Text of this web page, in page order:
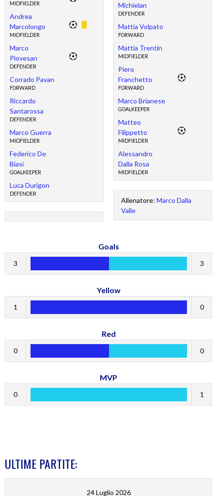
MIDFIELDER
Andrea
Marcolongo
MIDFIELDER
Marco
Piovesan
DEFENDER
Corrado Pavan
FORWARD
Riccardo
Santarossa
DEFENDER
Marco Guerra
MIDFIELDER
Federico De
Biasi
GOALKEEPER
Luca Durigon
DEFENDER
Michielan
DEFENDER
Mattia Volpato
FORWARD
Mattia Trentin
MIDFIELDER
Piero
Franchetto
FORWARD
Marco Brianese
GOALKEEPER
Matteo
Filippetto
MIDFIELDER
Alessandro
Dalla Rosa
MIDFIELDER
Allenatore: Marco Dalla
Valle
Goals
3 3
Yellow
1 0
Red
0 0
MVP
0 1
ULTIME PARTITE:
24 Luglio 2026